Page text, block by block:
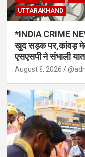
UTTARAKHAND
*INDIA CRIME
खुद सड़क पर,कांवड़
एसएसपी ने संभाली
August 8, 2026